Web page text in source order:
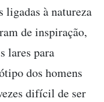
ligadas à natureza
de inspiração,
lares para
dos homens
difícil de ser